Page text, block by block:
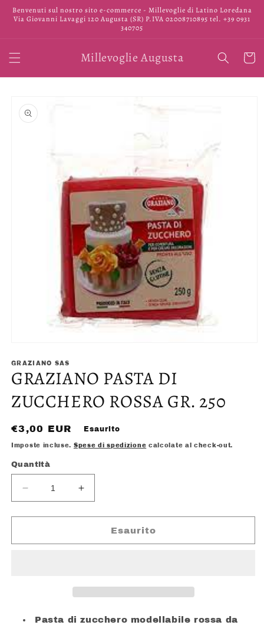
direttamente
ai contenuti
Benvenuti sul nostro sito e-commerce - Millevoglie di Latino Loredana
Via Giovanni Lavaggi 120 Augusta (SR) P.IVA 02008710895 tel. +39 0931
340705
Millevoglie Augusta
informazioni
sul prodotto
multimediali
1
in
modale
GRAZIANO SAS
GRAZIANO PASTA DI
ZUCCHERO ROSSA GR. 250
Prezzo
di
€3,00 EUR Esaurito
Imposte incluse. Spese di spedizione calcolate al check-out.
Quantità
Diminuisci
quantità
per
PASTA
Aumenta
quantità
per
GRAZIANO
PASTA
Esaurito
Pasta di zucchero modellabile rossa da